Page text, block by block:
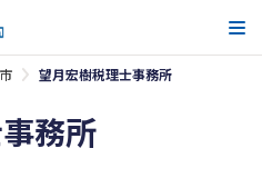
望月宏樹税理士事務所
務所